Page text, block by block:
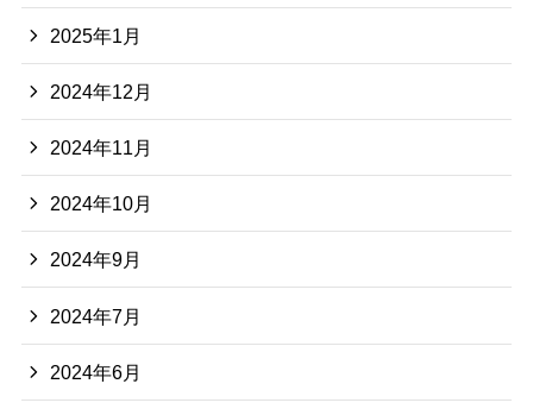
2025年1月
2024年12月
2024年11月
2024年10月
2024年9月
2024年7月
2024年6月